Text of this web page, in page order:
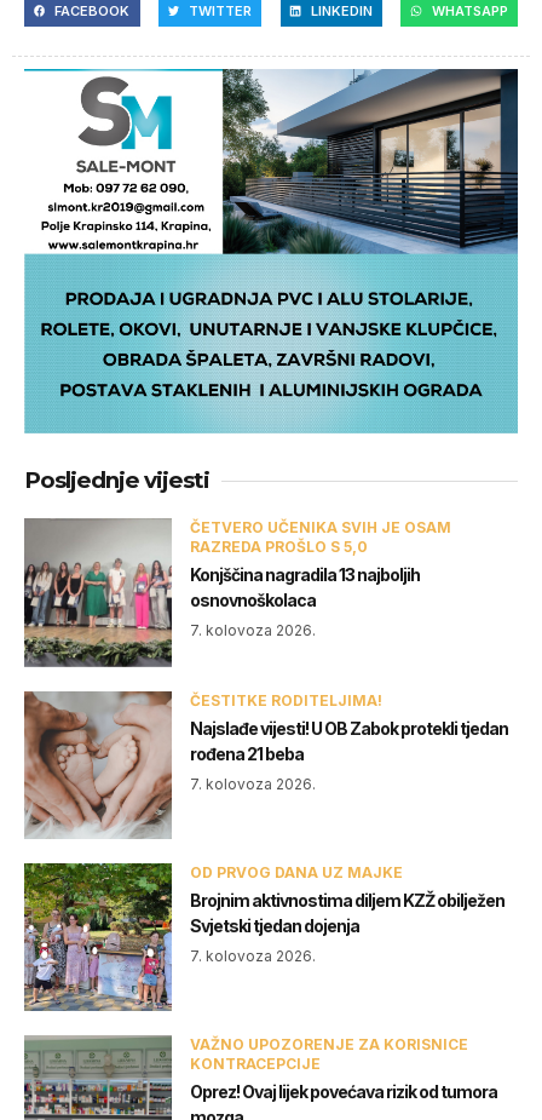
FACEBOOK TWITTER LINKEDIN WHATSAPP
Posljednje vijesti
ČETVERO UČENIKA SVIH JE OSAM
RAZREDA PROŠLO S 5,0
Konjščina nagradila 13 najboljih
osnovnoškolaca
7. kolovoza 2026.
ČESTITKE RODITELJIMA!
Najslađe vijesti! U OB Zabok protekli tjedan
rođena 21 beba
7. kolovoza 2026.
OD PRVOG DANA UZ MAJKE
Brojnim aktivnostima diljem KZŽ obilježen
Svjetski tjedan dojenja
7. kolovoza 2026.
VAŽNO UPOZORENJE ZA KORISNICE
KONTRACEPCIJE
Oprez! Ovaj lijek povećava rizik od tumora